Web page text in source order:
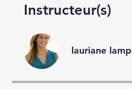
Instructeur(s)
lauriane